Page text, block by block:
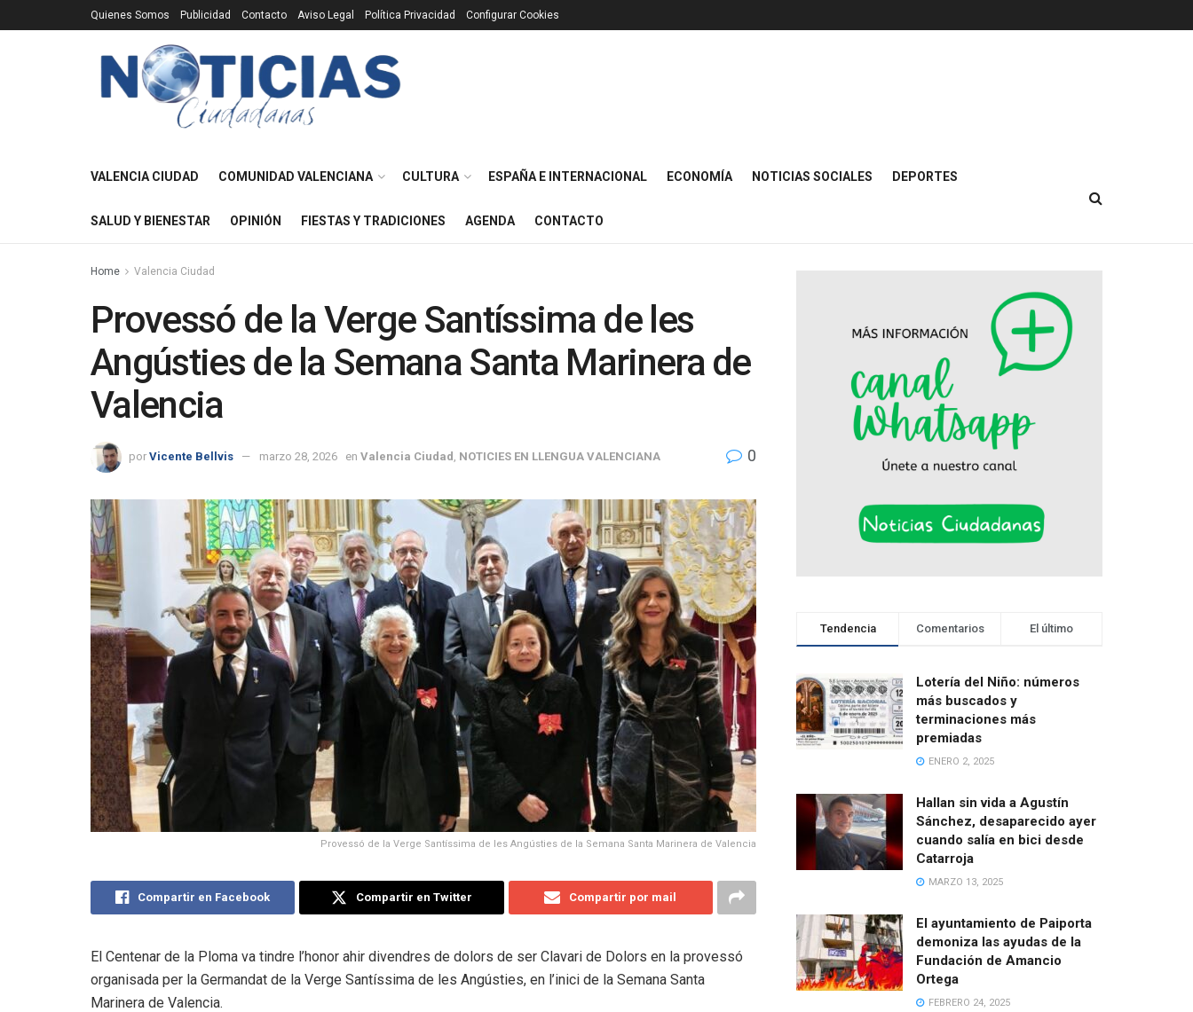
Quienes Somos Publicidad Contacto Aviso Legal Política Privacidad Configurar Cookies
VALENCIA CIUDAD COMUNIDAD VALENCIANA CULTURA ESPAÑA E INTERNACIONAL ECONOMÍA NOTICIAS SOCIALES DEPORTES
SALUD Y BIENESTAR OPINIÓN FIESTAS Y TRADICIONES AGENDA CONTACTO
Home Valencia Ciudad
Provessó de la Verge Santíssima de les
Angústies de la Semana Santa Marinera de
Valencia
por Vicente Bellvis marzo 28, 2026 en Valencia Ciudad NOTICIES EN LLENGUA VALENCIANA 0
Provessó de la Verge Santíssima de les Angústies de la Semana Santa Marinera de Valencia
Compartir en Facebook Compartir en Twitter Compartir por mail
El Centenar de la Ploma va tindre l’honor ahir divendres de dolors de ser Clavari de Dolors en la provessó
organisada per la Germandat de la Verge Santíssima de les Angústies, en l’inici de la Semana Santa
Marinera de Valencia.
Tendencia Comentarios El último
Lotería del Niño: números
más buscados y
terminaciones más
premiadas
ENERO 2, 2025
Hallan sin vida a Agustín
Sánchez, desaparecido ayer
cuando salía en bici desde
Catarroja
MARZO 13, 2025
El ayuntamiento de Paiporta
demoniza las ayudas de la
Fundación de Amancio
Ortega
FEBRERO 24, 2025